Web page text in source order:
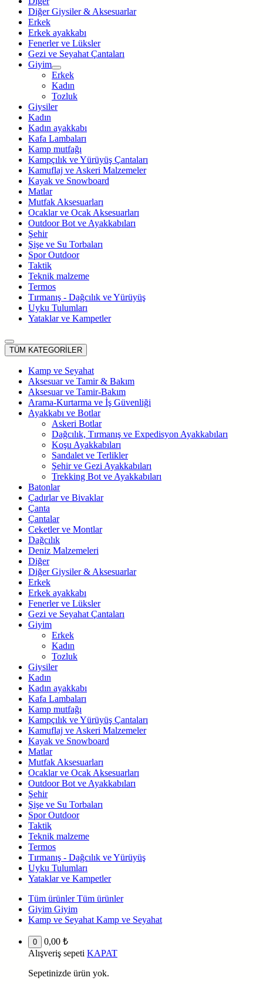
Diğer Giysiler & Aksesuarlar
Erkek
Erkek ayakkabı
Fenerler ve Lüksler
Gezi ve Seyahat Çantaları
Giyim
Erkek
Kadın
Tozluk
Giysiler
Kadın
Kadın ayakkabı
Kafa Lambaları
Kamp mutfağı
Kampçılık ve Yürüyüş Çantaları
Kamuflaj ve Askeri Malzemeler
Kayak ve Snowboard
Matlar
Mutfak Aksesuarları
Ocaklar ve Ocak Aksesuarları
Outdoor Bot ve Ayakkabıları
Şehir
Şişe ve Su Torbaları
Spor Outdoor
Taktik
Teknik malzeme
Termos
Tırmanış - Dağcılık ve Yürüyüş
Uyku Tulumları
Yataklar ve Kampetler
TÜM KATEGORİLER
Kamp ve Seyahat
Aksesuar ve Tamir & Bakım
Aksesuar ve Tamir-Bakım
Arama-Kurtarma ve İş Güvenliği
Ayakkabı ve Botlar
Askeri Botlar
Dağcılık, Tırmanış ve Expedisyon Ayakkabıları
Koşu Ayakkabıları
Sandalet ve Terlikler
Şehir ve Gezi Ayakkabıları
Trekking Bot ve Ayakkabıları
Batonlar
Çadırlar ve Bivaklar
Çanta
Çantalar
Ceketler ve Montlar
Dağcılık
Deniz Malzemeleri
Diğer
Diğer Giysiler & Aksesuarlar
Erkek
Erkek ayakkabı
Fenerler ve Lüksler
Gezi ve Seyahat Çantaları
Giyim
Erkek
Kadın
Tozluk
Giysiler
Kadın
Kadın ayakkabı
Kafa Lambaları
Kamp mutfağı
Kampçılık ve Yürüyüş Çantaları
Kamuflaj ve Askeri Malzemeler
Kayak ve Snowboard
Matlar
Mutfak Aksesuarları
Ocaklar ve Ocak Aksesuarları
Outdoor Bot ve Ayakkabıları
Şehir
Şişe ve Su Torbaları
Spor Outdoor
Taktik
Teknik malzeme
Termos
Tırmanış - Dağcılık ve Yürüyüş
Uyku Tulumları
Yataklar ve Kampetler
Tüm ürünler Tüm ürünler
Giyim Giyim
Kamp ve Seyahat Kamp ve Seyahat
0 0,00 ₺
Alışveriş sepeti KAPAT
Sepetinizde ürün yok.